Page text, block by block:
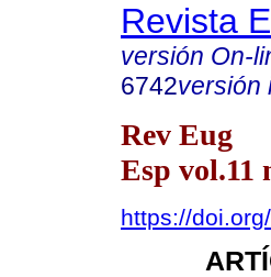
Revista
versión On-
6742versión
Rev Eug
Esp vol.11
https://